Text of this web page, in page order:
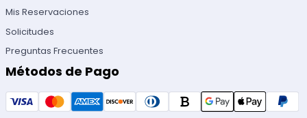
Mis Reservaciones
Solicitudes
Preguntas Frecuentes
Métodos de Pago